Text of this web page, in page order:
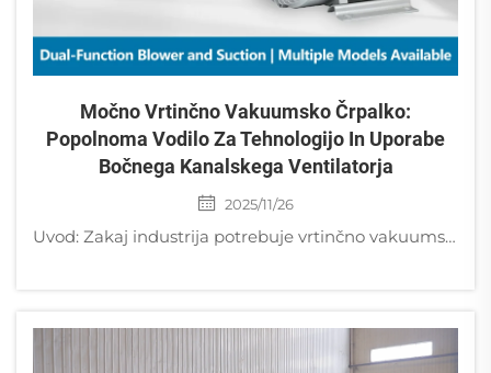
Močno Vrtinčno Vakuumsko Črpalko:
Popolnoma Vodilo Za Tehnologijo In Uporabe
Bočnega Kanalskega Ventilatorja
2025/11/26
Uvod: Zakaj industrija potrebuje vrtinčno vakuumsko črpalko V področjih sodobne industrijske avtomatizacije, varovanja okolja in točnostne proizvodnje se povpraševanje po stabilnem, zanesljivem in brezoljnem zraku nenehno povečuje. T...